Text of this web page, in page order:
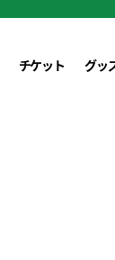
チケット グッ